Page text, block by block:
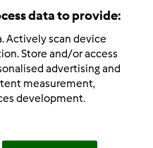
se aquipara escrever
comentários
data to provide:
Actively scan device
Store and/or access
advertising and
measurement,
development.